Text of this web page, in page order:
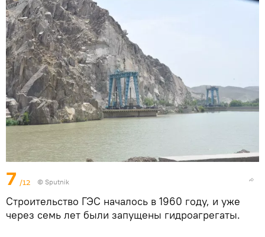
7 /12 © Sputnik
Строительство ГЭС началось в 1960 году, и уже
через семь лет были запущены гидроагрегаты.